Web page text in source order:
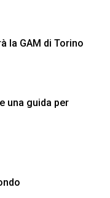
la GAM di Torino
una guida per